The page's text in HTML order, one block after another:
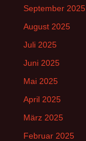
September 2025
August 2025
Juli 2025
Juni 2025
Mai 2025
April 2025
März 2025
Februar 2025